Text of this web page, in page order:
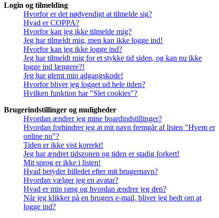
Login og tilmelding
Hvorfor er det nødvendigt at tilmelde sig?
Hvad er COPPA?
Hvorfor kan jeg ikke tilmelde mig?
Jeg har tilmeldt mig, men kan ikke logge ind!
Hvorfor kan jeg ikke logge ind?
Jeg har tilmeldt mig for et stykke tid siden, og kan nu ikke
logge ind længere?!
Jeg har glemt min adgangskode!
Hvorfor bliver jeg logget ud hele tiden?
Hvilken funktion har "Slet cookies"?
Brugerindstillinger og muligheder
Hvordan ændrer jeg mine boardindstillinger?
Hvordan forhindrer jeg at mit navn fremgår af listen "Hvem er
online nu"?
Tiden er ikke vist korrekt!
Jeg har ændret tidszonen og tiden er stadig forkert!
Mit sprog er ikke i listen!
Hvad betyder billedet efter mit brugernavn?
Hvordan vælger jeg en avatar?
Hvad er min rang og hvordan ændrer jeg den?
Når jeg klikker på en brugers e-mail, bliver jeg bedt om at
logge ind?